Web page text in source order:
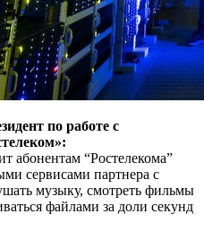
по работе с
абонентам “Ростелекома”
сервисами партнера с
музыку, смотреть фильмы
файлами за доли секунд